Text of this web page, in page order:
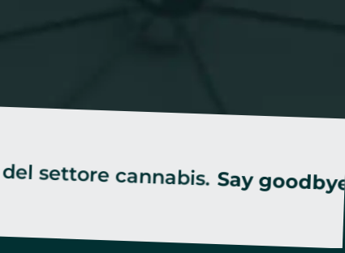
cannabis.Say goodbye to